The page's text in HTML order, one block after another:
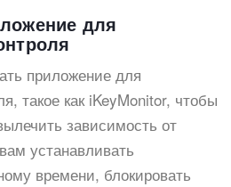
для
приложение для
такое как iKeyMonitor, чтобы
зависимость от
устанавливать
времени, блокировать